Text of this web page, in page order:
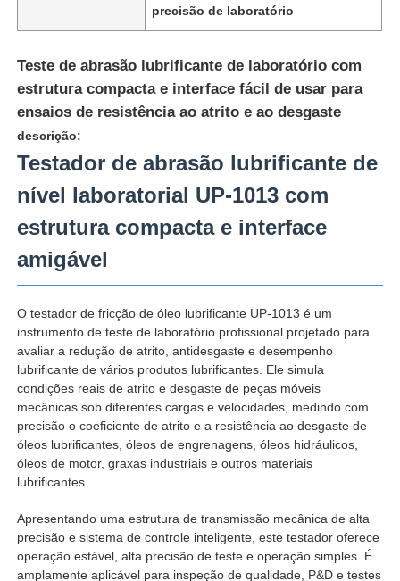
Casa
Produtos
Quem Somos
Fábrica
Controle de Qualidade
Fale Conosco
Pedir um orçamento
Equipamento de testes do laboratório
Câmara de Teste Ambiental
Máquina de teste universal
precisão de laboratório
Teste de abrasão lubrificante de laboratório com
estrutura compacta e interface fácil de usar para
ensaios de resistência ao atrito e ao desgaste
descrição:
Testador de abrasão lubrificante de
nível laboratorial UP-1013 com
estrutura compacta e interface
amigável
O testador de fricção de óleo lubrificante UP-1013 é um
instrumento de teste de laboratório profissional projetado para
avaliar a redução de atrito, antidesgaste e desempenho
lubrificante de vários produtos lubrificantes. Ele simula
condições reais de atrito e desgaste de peças móveis
mecânicas sob diferentes cargas e velocidades, medindo com
precisão o coeficiente de atrito e a resistência ao desgaste de
óleos lubrificantes, óleos de engrenagens, óleos hidráulicos,
óleos de motor, graxas industriais e outros materiais
lubrificantes.
Apresentando uma estrutura de transmissão mecânica de alta
precisão e sistema de controle inteligente, este testador oferece
operação estável, alta precisão de teste e operação simples. É
amplamente aplicável para inspeção de qualidade, P&D e testes